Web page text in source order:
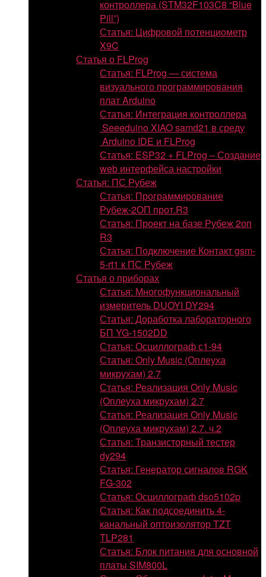
контроллера (STM32F103C8 “Blue
Pill”)
Статья: Цифровой потенциометр
X9C
Статья о FLProg
Статья: FLProg — система
визуального программирования
плат Arduino
Статья: Интеграция контроллера
Seeeduino XIAO samd21 в среду
Arduino IDE и FLProg
Статья: ESP32 + FLProg – Создание
web интерфейса настройки
Статья: ПС Рубеж
Статья: Программирование
Рубеж-2ОП прот.R3
Статья: Проект на базе Рубеж 2оп
R3
Статья: Подключение Контакт gsm-
5-rt1 к ПС Рубеж
Статья о приборах
Статья: Многофункциональный
измеритель DUOYI DY294
Статья: Доработка лабораторного
БП YG-1502DD
Статья: Осциллограф с1-94
Статья: Only Music (Оплеуха
микрухам) 2.7
Статья: Реализация Only Music
(Оплеуха микрухам) 2.7
Статья: Реализация Only Music
(Оплеуха микрухам) 2.7. ч.2
Статья: Транзисторный тестер
dy294
Статья: Генератор сигналов RGK
FG-302
Статья: Осциллограф dso5102p
Статья: Как подсоединить 4-
канальный оптоизолятор TZT
TLP281
Статья: Блок питания для основной
платы SIM800L